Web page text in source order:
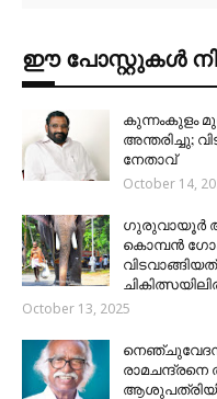
ഈ പോസ്റ്റുകൾ
കുന്നംകുളം
അന്തരിച്ചു;
നേതാവ്
October 14,
ഗുരുവായൂർ
കൊമ്പൻ
October 13, 2025